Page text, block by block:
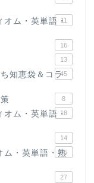
オム・英単語・
11
16
13
知恵袋＆コラ45
8
オム・英単語・
18
14
ム・英単語・熟
15
27